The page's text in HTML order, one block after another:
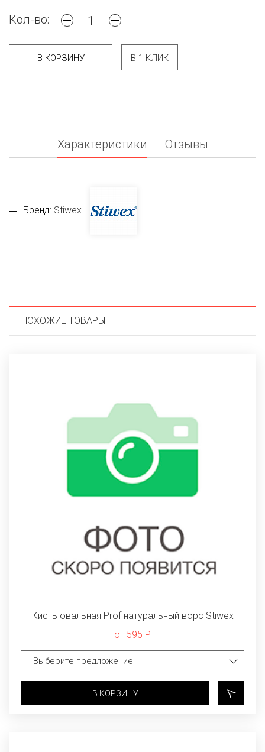
Кол-во:
В КОРЗИНУ В 1 КЛИК
Характеристики Отзывы
Бренд: Stiwex
ПОХОЖИЕ ТОВАРЫ
Кисть овальная Prof натуральный ворс Stiwex
от 595 Р
В КОРЗИНУ